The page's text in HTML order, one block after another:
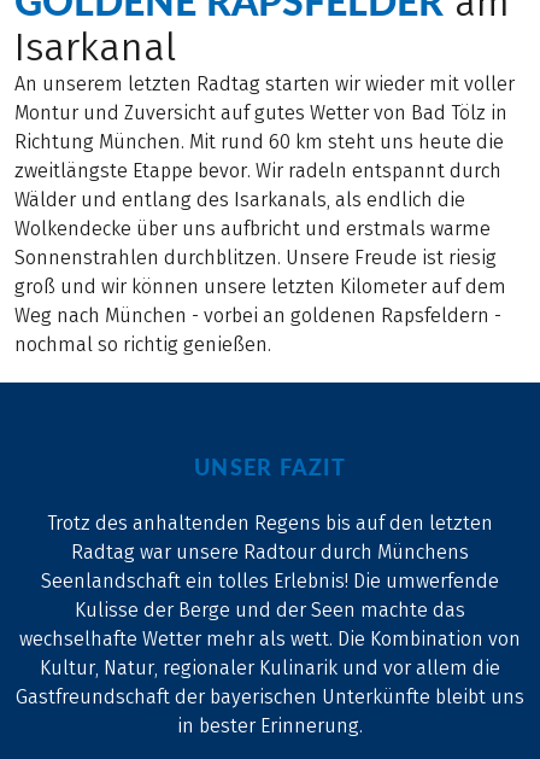
Isarkanal
An unserem letzten Radtag starten wir wieder mit voller
Montur und Zuversicht auf gutes Wetter von Bad Tölz in
Richtung München. Mit rund 60 km steht uns heute die
zweitlängste Etappe bevor. Wir radeln entspannt durch
Wälder und entlang des Isarkanals, als endlich die
Wolkendecke über uns aufbricht und erstmals warme
Sonnenstrahlen durchblitzen. Unsere Freude ist riesig
groß und wir können unsere letzten Kilometer auf dem
Weg nach München - vorbei an goldenen Rapsfeldern -
nochmal so richtig genießen.
UNSER FAZIT
Trotz des anhaltenden Regens bis auf den letzten
Radtag war unsere Radtour durch Münchens
Seenlandschaft ein tolles Erlebnis! Die umwerfende
Kulisse der Berge und der Seen machte das
wechselhafte Wetter mehr als wett. Die Kombination von
Kultur, Natur, regionaler Kulinarik und vor allem die
Gastfreundschaft der bayerischen Unterkünfte bleibt uns
in bester Erinnerung.